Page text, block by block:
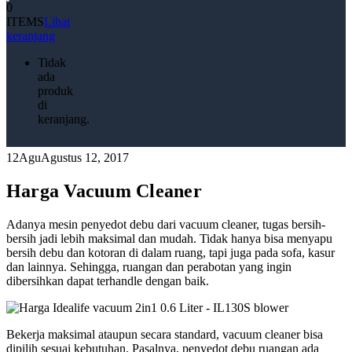
0
ITEMSLihat
keranjang
Tidak
ada
produk
di
keranjang.
12AguAgustus 12, 2017
Harga Vacuum Cleaner
Adanya mesin penyedot debu dari vacuum cleaner, tugas bersih-
bersih jadi lebih maksimal dan mudah. Tidak hanya bisa menyapu
bersih debu dan kotoran di dalam ruang, tapi juga pada sofa, kasur
dan lainnya. Sehingga, ruangan dan perabotan yang ingin
dibersihkan dapat terhandle dengan baik.
Bekerja maksimal ataupun secara standard, vacuum cleaner bisa
dipilih sesuai kebutuhan. Pasalnya, penyedot debu ruangan ada